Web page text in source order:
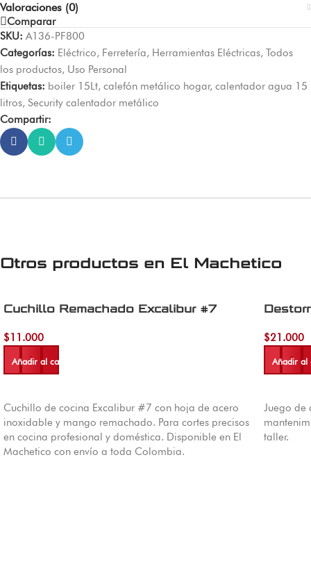
Valoraciones (0)
Comparar
SKU: A136-PF800
Categorías: Eléctrico, Ferretería, Herramientas Eléctricas, Todos
los productos, Uso Personal
Etiquetas: boiler 15Lt, calefón metálico hogar, calentador agua 15
litros, Security calentador metálico
Compartir:
Otros productos en El Machetico
Cuchillo Remachado Excalibur #7
$11.000
Añadir al carrito
Cuchillo de cocina Excalibur #7 con hoja de acero
inoxidable y mango remachado. Para cortes precisos
en cocina profesional y doméstica. Disponible en El
Machetico con envío a toda Colombia.
$21.000
Añadir al
Juego de
taller.